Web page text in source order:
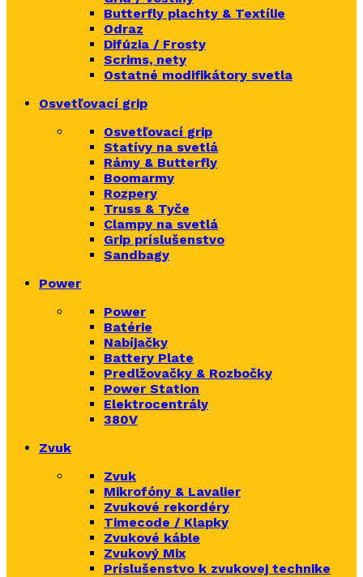
Butterfly plachty & Textílie
Odraz
Difúzia / Frosty
Scrims, nety
Ostatné modifikátory svetla
Osvetľovací grip
Osvetľovací grip
Statívy na svetlá
Rámy & Butterfly
Boomarmy
Rozpery
Truss & Tyče
Clampy na svetlá
Grip príslušenstvo
Sandbagy
Power
Power
Batérie
Nabíjačky
Battery Plate
Predlžovačky & Rozbočky
Power Station
Elektrocentrály
380V
Zvuk
Zvuk
Mikrofóny & Lavalier
Zvukové rekordéry
Timecode / Klapky
Zvukové káble
Zvukový Mix
Príslušenstvo k zvukovej technike